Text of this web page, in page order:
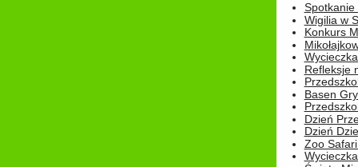
Spotkanie
Wigilia w
Konkurs
Refleksje
Basen
Dzień
Dzień
Zoo